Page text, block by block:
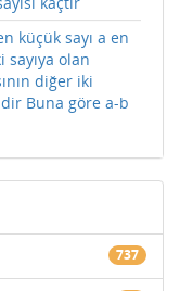
küçük sayı a en
sayıya olan
diğer iki
Buna göre a-b
737